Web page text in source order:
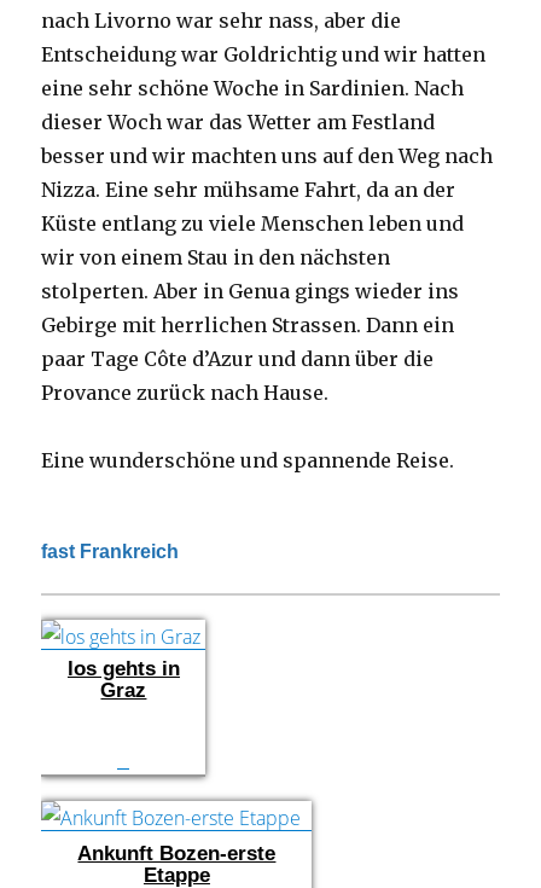
nach Livorno war sehr nass, aber die
Entscheidung war Goldrichtig und wir hatten
eine sehr schöne Woche in Sardinien. Nach
dieser Woch war das Wetter am Festland
besser und wir machten uns auf den Weg nach
Nizza. Eine sehr mühsame Fahrt, da an der
Küste entlang zu viele Menschen leben und
wir von einem Stau in den nächsten
stolperten. Aber in Genua gings wieder ins
Gebirge mit herrlichen Strassen. Dann ein
paar Tage Côte d’Azur und dann über die
Provance zurück nach Hause.
Eine wunderschöne und spannende Reise.
fast Frankreich
los gehts in
Graz
Ankunft Bozen-erste
Etappe